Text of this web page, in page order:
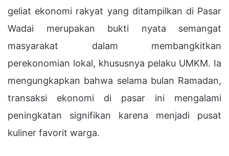
geliat ekonomi rakyat yang ditampilkan di Pasar
Wadai merupakan bukti nyata semangat
masyarakat dalam membangkitkan
perekonomian lokal, khususnya pelaku UMKM. Ia
mengungkapkan bahwa selama bulan Ramadan,
transaksi ekonomi di pasar ini mengalami
peningkatan signifikan karena menjadi pusat
kuliner favorit warga.